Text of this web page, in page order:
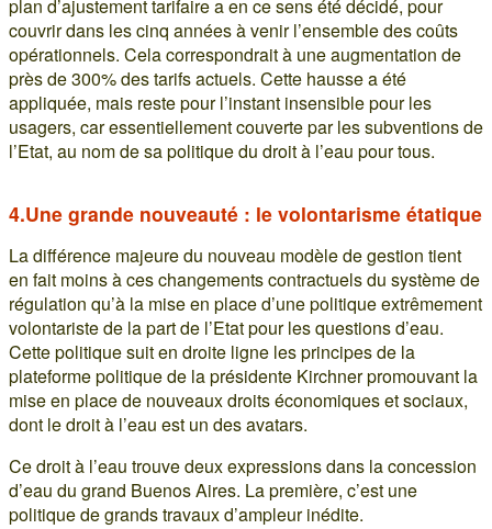
plan d’ajustement tarifaire a en ce sens été décidé, pour
couvrir dans les cinq années à venir l’ensemble des coûts
opérationnels. Cela correspondrait à une augmentation de
près de 300% des tarifs actuels. Cette hausse a été
appliquée, mais reste pour l’instant insensible pour les
usagers, car essentiellement couverte par les subventions de
l’Etat, au nom de sa politique du droit à l’eau pour tous.
4.Une grande nouveauté : le volontarisme étatique
La différence majeure du nouveau modèle de gestion tient
en fait moins à ces changements contractuels du système de
régulation qu’à la mise en place d’une politique extrêmement
volontariste de la part de l’Etat pour les questions d’eau.
Cette politique suit en droite ligne les principes de la
plateforme politique de la présidente Kirchner promouvant la
mise en place de nouveaux droits économiques et sociaux,
dont le droit à l’eau est un des avatars.
Ce droit à l’eau trouve deux expressions dans la concession
d’eau du grand Buenos Aires. La première, c’est une
politique de grands travaux d’ampleur inédite.